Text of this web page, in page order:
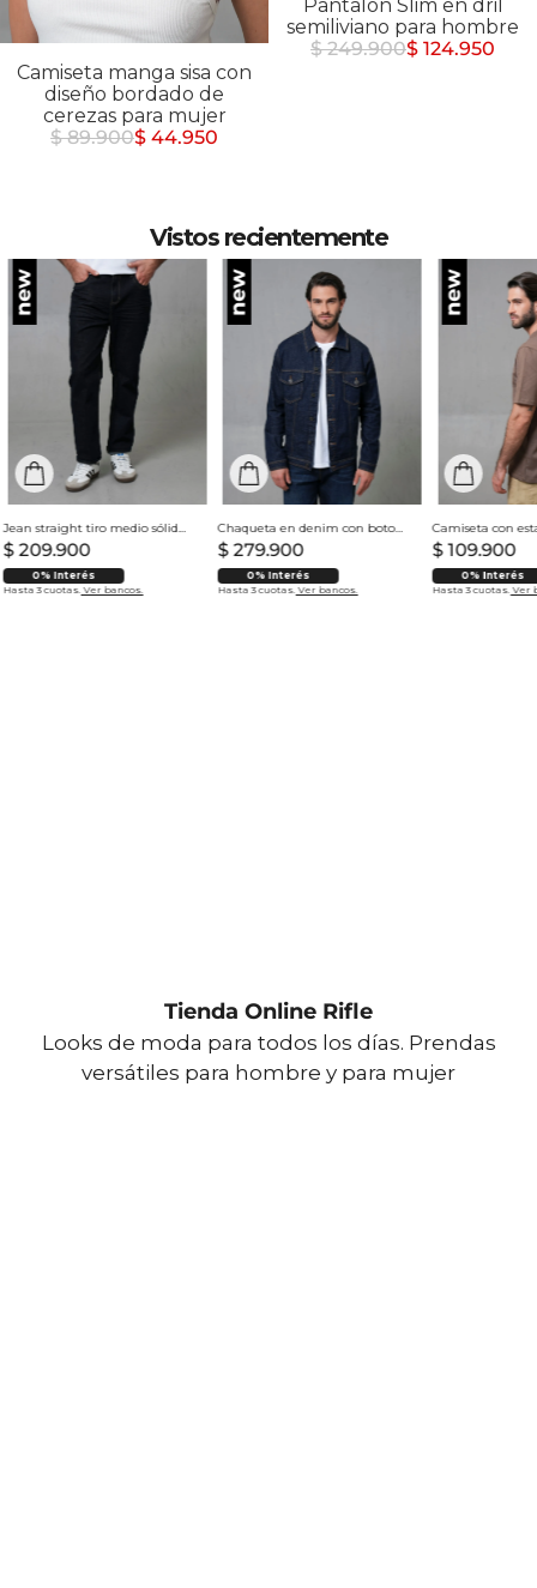
Camiseta manga sisa con
diseño bordado de
cerezas para mujer
$ 89.900$ 44.950
Pantalón Slim en dril
semiliviano para hombre
$ 249.900$ 124.950
Vistos recientemente
Jean straight tiro medio sólido para hombre
$ 209.900
0% Interés
Hasta 3 cuotas. Ver bancos.
Chaqueta en denim con botones para hombre
$ 279.900
0% Interés
Hasta 3 cuotas. Ver bancos.
$ 109.900
0% Interés
Hasta 3 cuotas. Ver
Tienda Online Rifle
Looks de moda para todos los días. Prendas
versátiles para hombre y para mujer